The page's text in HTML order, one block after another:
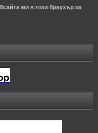
ми в този браузър за